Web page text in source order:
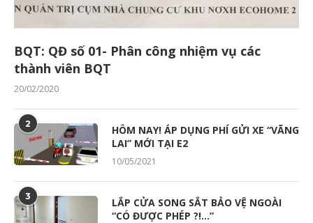
BQT: QĐ số 01- Phân công nhiệm vụ các
thành viên BQT
20/02/2020
2
HÔM NAY! ÁP DỤNG PHÍ GỬI XE “VÃNG
LAI” MỚI TẠI E2
10/05/2021
3
LẮP CỬA SONG SẮT BẢO VỆ NGOÀI
“CÓ ĐƯỢC PHÉP ?!…”